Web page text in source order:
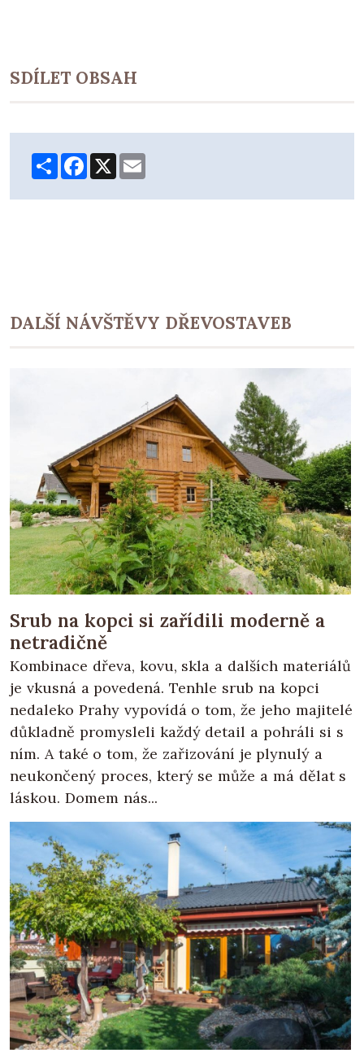
SDÍLET OBSAH
ShareFacebook
X
DALŠÍ NÁVŠTĚVY DŘEVOSTAVEB
Srub na kopci si zařídili moderně a
netradičně
Kombinace dřeva, kovu, skla a dalších materiálů
je vkusná a povedená. Tenhle srub na kopci
nedaleko Prahy vypovídá o tom, že jeho majitelé
důkladně promysleli každý detail a pohráli si s
ním. A také o tom, že zařizování je plynulý a
neukončený proces, který se může a má dělat s
láskou. Domem nás...